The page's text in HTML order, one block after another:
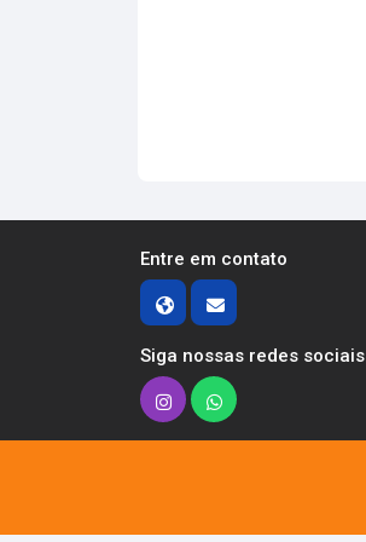
Entre em contato
Siga nossas redes sociais